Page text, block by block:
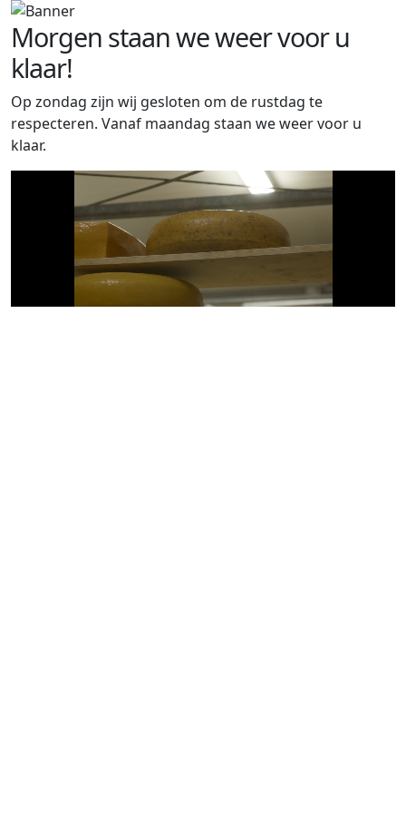
Morgen staan we weer voor u
klaar!
Op zondag zijn wij gesloten om de rustdag te
respecteren. Vanaf maandag staan we weer voor u
klaar.